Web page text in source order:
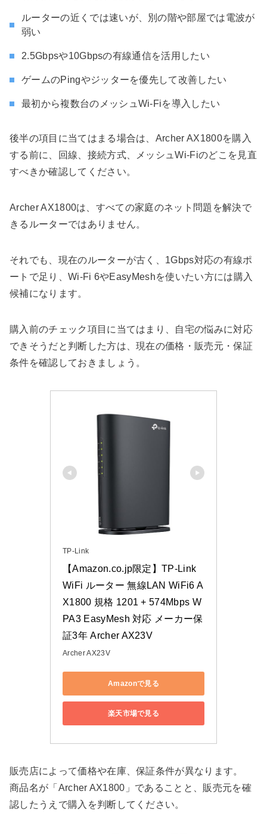
ルーターの近くでは速いが、別の階や部屋では電波が
弱い
2.5Gbpsや10Gbpsの有線通信を活用したい
ゲームのPingやジッターを優先して改善したい
最初から複数台のメッシュWi-Fiを導入したい
後半の項目に当てはまる場合は、Archer AX1800を購入
する前に、回線、接続方式、メッシュWi-Fiのどこを見直
すべきか確認してください。
Archer AX1800は、すべての家庭のネット問題を解決で
きるルーターではありません。
それでも、現在のルーターが古く、1Gbps対応の有線ポ
ートで足り、Wi-Fi 6やEasyMeshを使いたい方には購入
候補になります。
購入前のチェック項目に当てはまり、自宅の悩みに対応
できそうだと判断した方は、現在の価格・販売元・保証
条件を確認しておきましょう。
TP-Link
【Amazon.co.jp限定】TP-Link
WiFi ルーター 無線LAN WiFi6 A
X1800 規格 1201 + 574Mbps W
PA3 EasyMesh 対応 メーカー保
証3年 Archer AX23V
Archer AX23V
Amazonで見る
楽天市場で見る
販売店によって価格や在庫、保証条件が異なります。
商品名が「Archer AX1800」であることと、販売元を確
認したうえで購入を判断してください。